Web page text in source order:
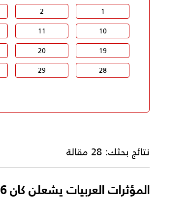
1
2
10
11
19
20
28
29
نتائج بحثك: 28 مقالة
المؤثرات العربيات يشعلن كان 2026: إطلالات مميزة على السجادة الحمراء